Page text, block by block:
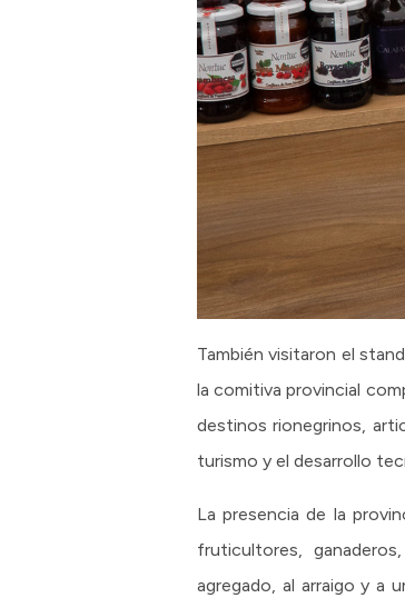
También visitaron el
la comitiva provincial
destinos rionegrinos,
turismo y el desarrollo
La presencia de la
fruticultores,
agregado, al arraigo y a